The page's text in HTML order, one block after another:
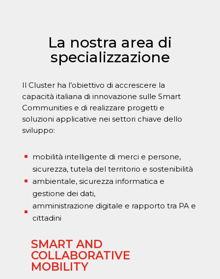
La nostra area di
specializzazione
Il Cluster ha l’obiettivo di accrescere la
capacità italiana di innovazione sulle Smart
Communities e di realizzare progetti e
soluzioni applicative nei settori chiave dello
sviluppo:
^ mobilità intelligente di merci e persone,
^
sicurezza, tutela del territorio e sostenibilità
ambientale, sicurezza informatica e
gestione dei dati,
^
amministrazione digitale e rapporto tra PA e
cittadini
SMART AND
COLLABORATIVE
MOBILITY